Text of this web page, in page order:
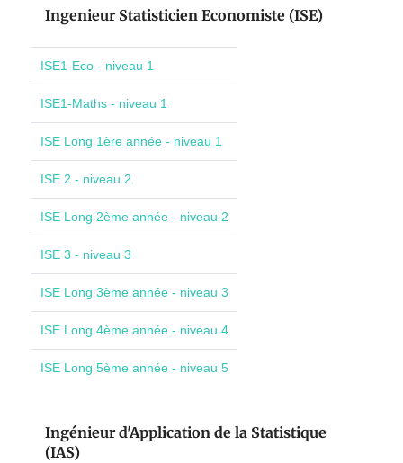
Ingenieur Statisticien Economiste (ISE)
ISE1-Eco - niveau 1
ISE1-Maths - niveau 1
ISE Long 1ère année - niveau 1
ISE 2 - niveau 2
ISE Long 2ème année - niveau 2
ISE 3 - niveau 3
ISE Long 3ème année - niveau 3
ISE Long 4ème année - niveau 4
ISE Long 5ème année - niveau 5
Ingénieur d'Application de la Statistique
(IAS)